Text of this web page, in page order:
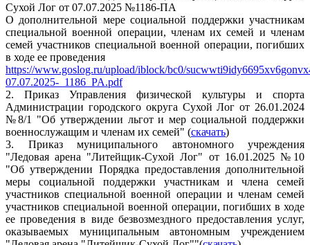
Сухой Лог от 07.07.2025 №1186-ПА
О дополнительной мере социальной поддержки участникам
специальной военной операции, членам их семей и членам
семей участников специальной военной операции, погибших
в ходе ее проведения
https://www.goslog.ru/upload/iblock/bc0/
07.07.2025-_1186_PA.pdf
2. Приказ Управления физической культуры и спорта
Администрации городского округа Сухой Лог от 26.01.2024
№8/1 "Об утверждении льгот и мер социальной поддержки
военнослужащим и членам их семей" (скачать)
3. Приказ муниципального автономного учреждения
"Ледовая арена "Литейщик-Сухой Лог" от 16.01.2025 №10
"Об утверждении Порядка предоставления дополнительной
меры социальной поддержки участникам и члена семей
участников специальной военной операции и членам семей
участников специальной военной операции, погибших в ходе
ее проведения в виде безвозмездного предоставления услуг,
оказываемых муниципальным автономным учреждением